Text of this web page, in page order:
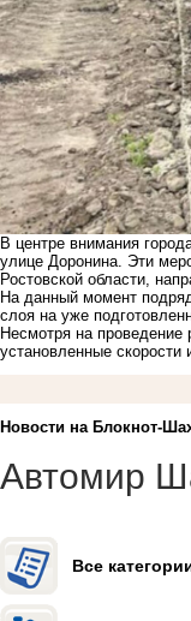
В центре внимания
улице Доронина. Эти
Ростовской области,
На данный момент
слоя на уже
Несмотря на проведение
установленные скорости
Новости на Блoкнoт-
Автомир
Все